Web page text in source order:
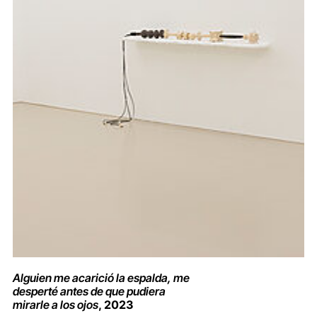
Alguien me acarició la espalda, me
desperté antes de que pudiera
mirarle a los ojos, 2023